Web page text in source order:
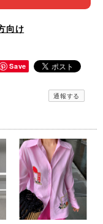
向け
Save
通報する